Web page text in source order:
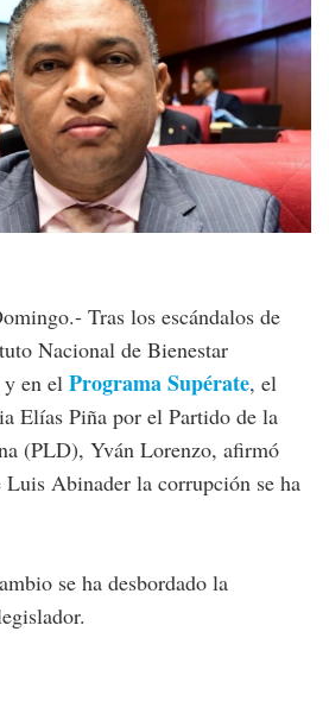
Tras los escándalos de
Nacional de Bienestar
en el Programa Supérate, el
Elías Piña por el Partido de la
(PLD), Yván Lorenzo, afirmó
Luis Abinader la corrupción se ha
se ha desbordado la